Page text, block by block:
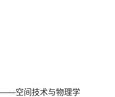
——空间技术与物理学